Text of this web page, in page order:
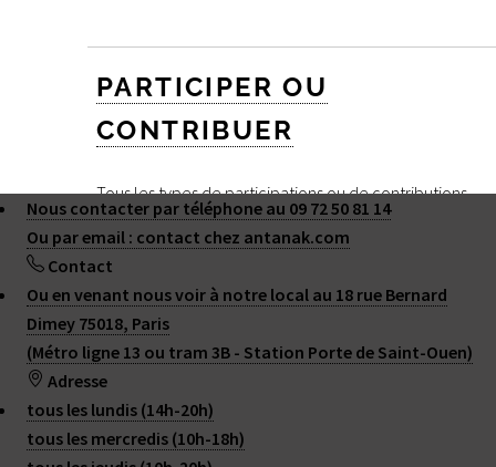
PARTICIPER OU
CONTRIBUER
Tous les types de participations ou de contributions
sont bienvenus ! ... Comment faire ?
2015 - 2026 ANTANAK
Plan du site|Contact|RSS 2.0
Nous contacter par téléphone au 09 72 50 81 14
Ou par email : contact chez antanak.com
Contact
Ou en venant nous voir à notre local au 18 rue Bernard
Dimey 75018, Paris
(Métro ligne 13 ou tram 3B - Station Porte de Saint-Ouen)
Adresse
tous les lundis (14h-20h)
tous les mercredis (10h-18h)